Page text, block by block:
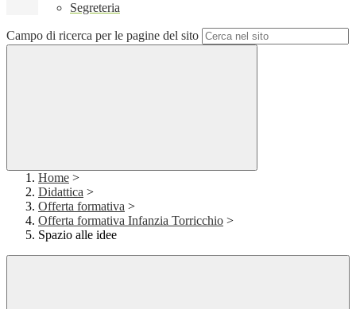
Segreteria
Campo di ricerca per le pagine del sito
Home >
Didattica >
Offerta formativa >
Offerta formativa Infanzia Torricchio >
Spazio alle idee